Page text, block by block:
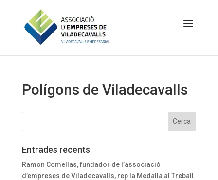
Polígons de Viladecavalls
Entrades recents
Ramon Comellas, fundador de l’associació
d’empreses de Viladecavalls, rep la Medalla al Treball